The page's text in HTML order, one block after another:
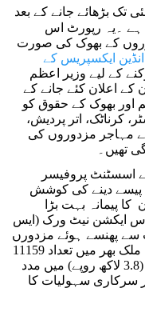
تک بڑھائے جانے کے بعد
ہے ۔یہ رپورٹ اس
کے بھوک کی صورت
انڈین ایکسپریس کے
کے لیے وزیر اعظم
کے اعلان کئے جانے کے
تعلیم اور بھوک کے حقوق کو
کرناٹک، اتر پردیش،
مہاجر مزدوروں کی
تھیں۔
اسسٹنٹ پروفیسر
پیسے دینے کی کوشش
پیمانہ بہت بڑا
ورکرس ایکشن نیٹ ورک (ایس
کے گروپ سے پھنسے ہوئے مزدورں
کے 640 گروپس نے رابطہ کیاتھا، جن کی ملک بھر میں تعداد 11159
تھی۔ انہوں نے مزدورں کو نقد ٹرانسفر (3.8 لاکھ روپے) میں مدد
سرکاری سہولیات کا